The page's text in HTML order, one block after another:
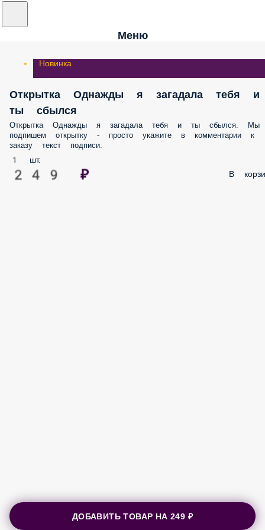
Меню
Новинка
Открытка Однажды я загадала тебя и
ты сбылся
Открытка Однажды я загадала тебя и ты сбылся. Мы
подпишем открытку - просто укажите в комментарии к
заказу текст подписи.
1 шт.
249 ₽ В
ДОБАВИТЬ ТОВАР НА249 ₽